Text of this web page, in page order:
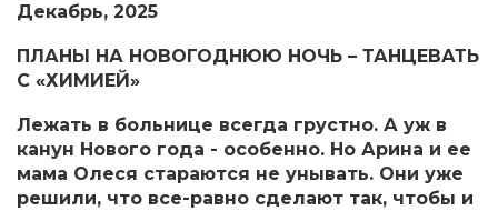
Декабрь, 2025
ПЛАНЫ НА НОВОГОДНЮЮ НОЧЬ – ТАНЦЕВАТЬ
С «ХИМИЕЙ»
Лежать в больнице всегда грустно. А уж в
канун Нового года - особенно. Но Арина и ее
мама Олеся стараются не унывать. Они уже
решили, что все-равно сделают так, чтобы и